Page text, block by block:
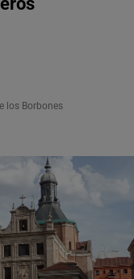
los Borbones